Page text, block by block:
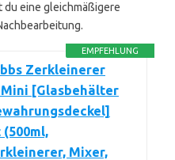
du eine gleichmäßigere
EMPFEHLUNG
Zerkleinerer
[Glasbehälter
Mixer,